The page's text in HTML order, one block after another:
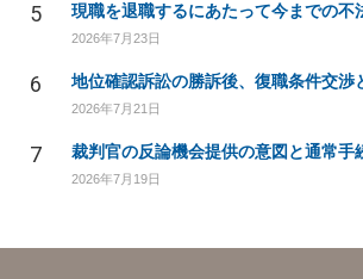
5
2026年7月23日
6
2026年7月21日
7 裁判官の反論機会提供の意図と通常手
2026年7月19日